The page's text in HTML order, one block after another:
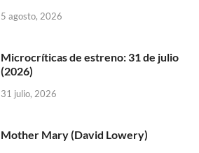
5 agosto, 2026
Microcríticas de estreno: 31 de julio
(2026)
31 julio, 2026
Mother Mary (David Lowery)